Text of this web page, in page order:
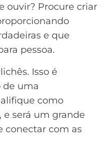
ouvir? Procure criar
e que
pessoa.
Isso é
de uma
como
será um grande
conectar com as